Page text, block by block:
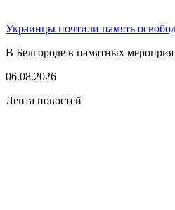
Украинцы почтили память
В Белгороде в памятных
06.08.2026
Лента новостей